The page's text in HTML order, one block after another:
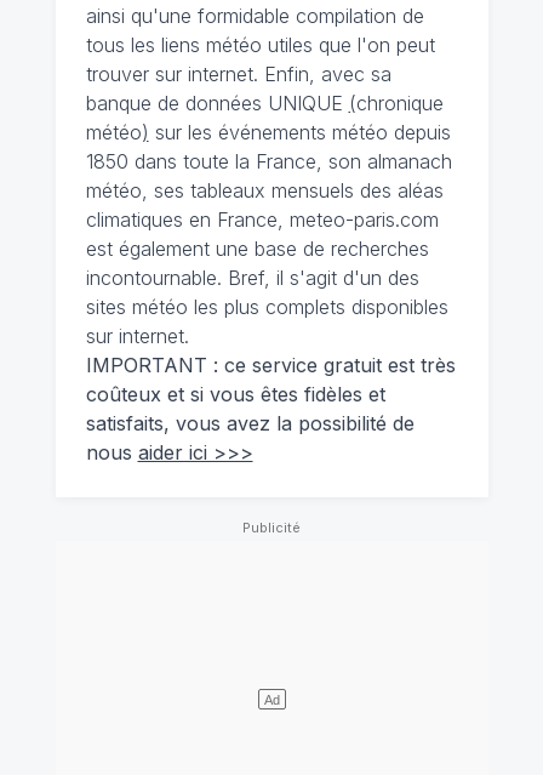
ainsi qu'une formidable compilation de
tous les liens météo utiles que l'on peut
trouver sur internet. Enfin, avec sa
banque de données UNIQUE (chronique
météo) sur les événements météo depuis
1850 dans toute la France, son almanach
météo, ses tableaux mensuels des aléas
climatiques en France, meteo-paris.com
est également une base de recherches
incontournable. Bref, il s'agit d'un des
sites météo les plus complets disponibles
sur internet.
IMPORTANT : ce service gratuit est très
coûteux et si vous êtes fidèles et
satisfaits, vous avez la possibilité de
nous aider ici >>>